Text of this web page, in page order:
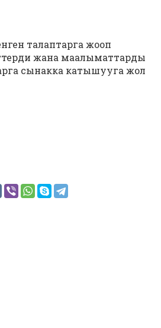
талаптарга жооп
жана маалыматтарды
сынакка катышууга жол